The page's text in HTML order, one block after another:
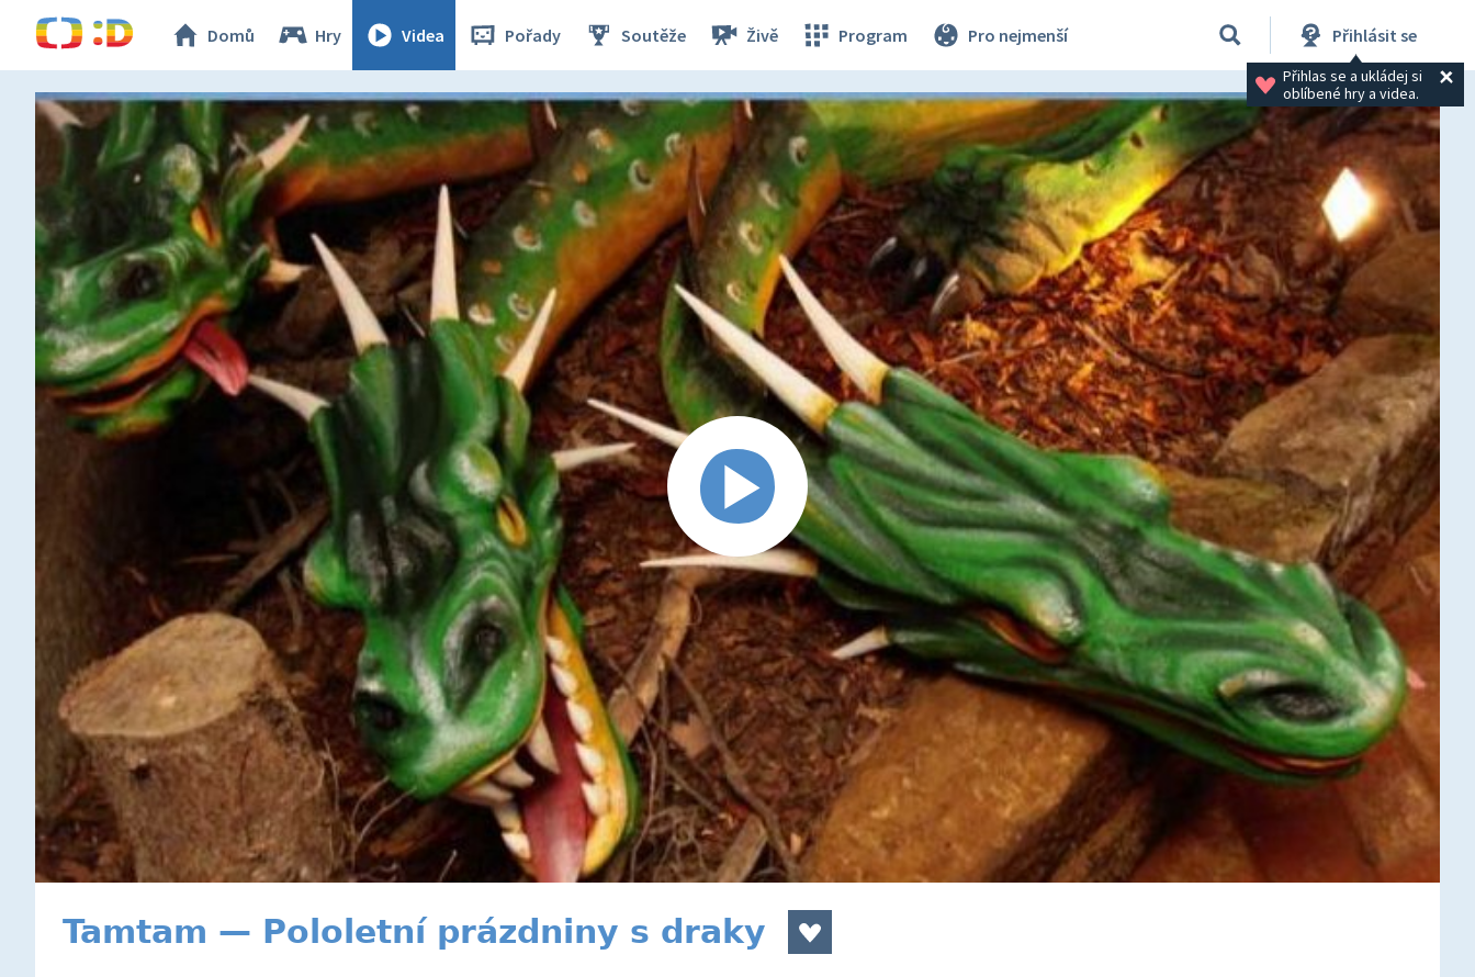
Domů Hry Videa Pořady Soutěže Živě Program Pro nejmenší Přihlásit se
Přihlas se a ukládej si
oblíbené hry a videa.
Tamtam — Pololetní prázdniny s draky